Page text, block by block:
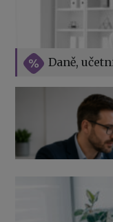
Daně,
Vše o překážkách v
Výpověď ze
zaměstnavatele